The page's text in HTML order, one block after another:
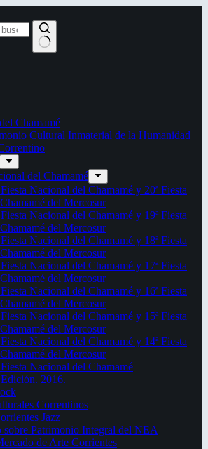
Chamamé
Cultural Inmaterial de la Humanidad
del Chamamé
Fiesta Nacional del Chamamé y 20ª Fiesta
del Mercosur
Fiesta Nacional del Chamamé y 19ª Fiesta
del Mercosur
Fiesta Nacional del Chamamé y 18ª Fiesta
del Mercosur
Fiesta Nacional del Chamamé y 17ª Fiesta
del Mercosur
Fiesta Nacional del Chamamé y 16ª Fiesta
del Mercosur
Fiesta Nacional del Chamamé y 15ª Fiesta
del Mercosur
Fiesta Nacional del Chamamé y 14ª Fiesta
del Mercosur
Fiesta Nacional del Chamamé
Edición. 2016.
Correntinos
Jazz
sobre Patrimonio Integral del NEA
de Arte Corrientes